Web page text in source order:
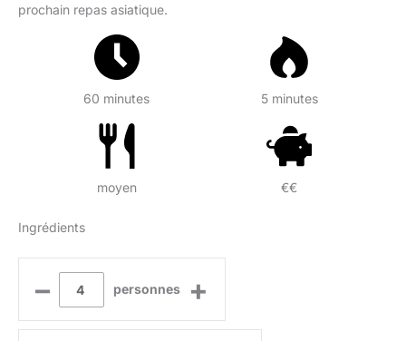
prochain repas asiatique.
60 minutes 5 minutes
moyen €€
Ingrédients
– personnes +